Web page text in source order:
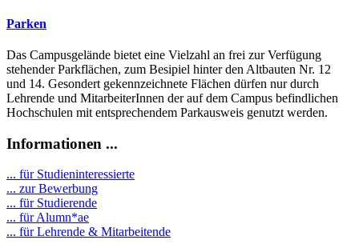
Parken
Das Campusgelände bietet eine Vielzahl an frei zur Verfügung
stehender Parkflächen, zum Besipiel hinter den Altbauten Nr. 12
und 14. Gesondert gekennzeichnete Flächen dürfen nur durch
Lehrende und MitarbeiterInnen der auf dem Campus befindlichen
Hochschulen mit entsprechendem Parkausweis genutzt werden.
Informationen ...
... für Studieninteressierte
... zur Bewerbung
... für Studierende
... für Alumn*ae
... für Lehrende & Mitarbeitende